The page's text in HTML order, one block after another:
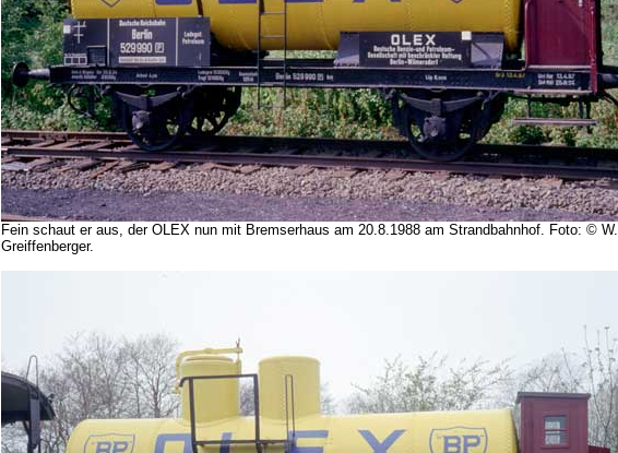
Fein schaut er aus, der OLEX nun mit Bremserhaus am 20.8.1988 am Strandbahnhof. Foto: © W.
Greiffenberger.